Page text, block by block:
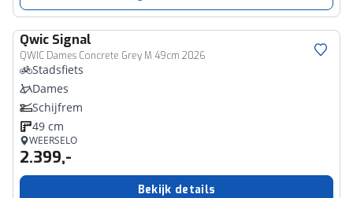
Qwic Signal
QWIC Dames Concrete Grey M 49cm 2026
Stadsfiets
Dames
Schijfrem
49 cm
WEERSELO
2.399,-
Bekijk details